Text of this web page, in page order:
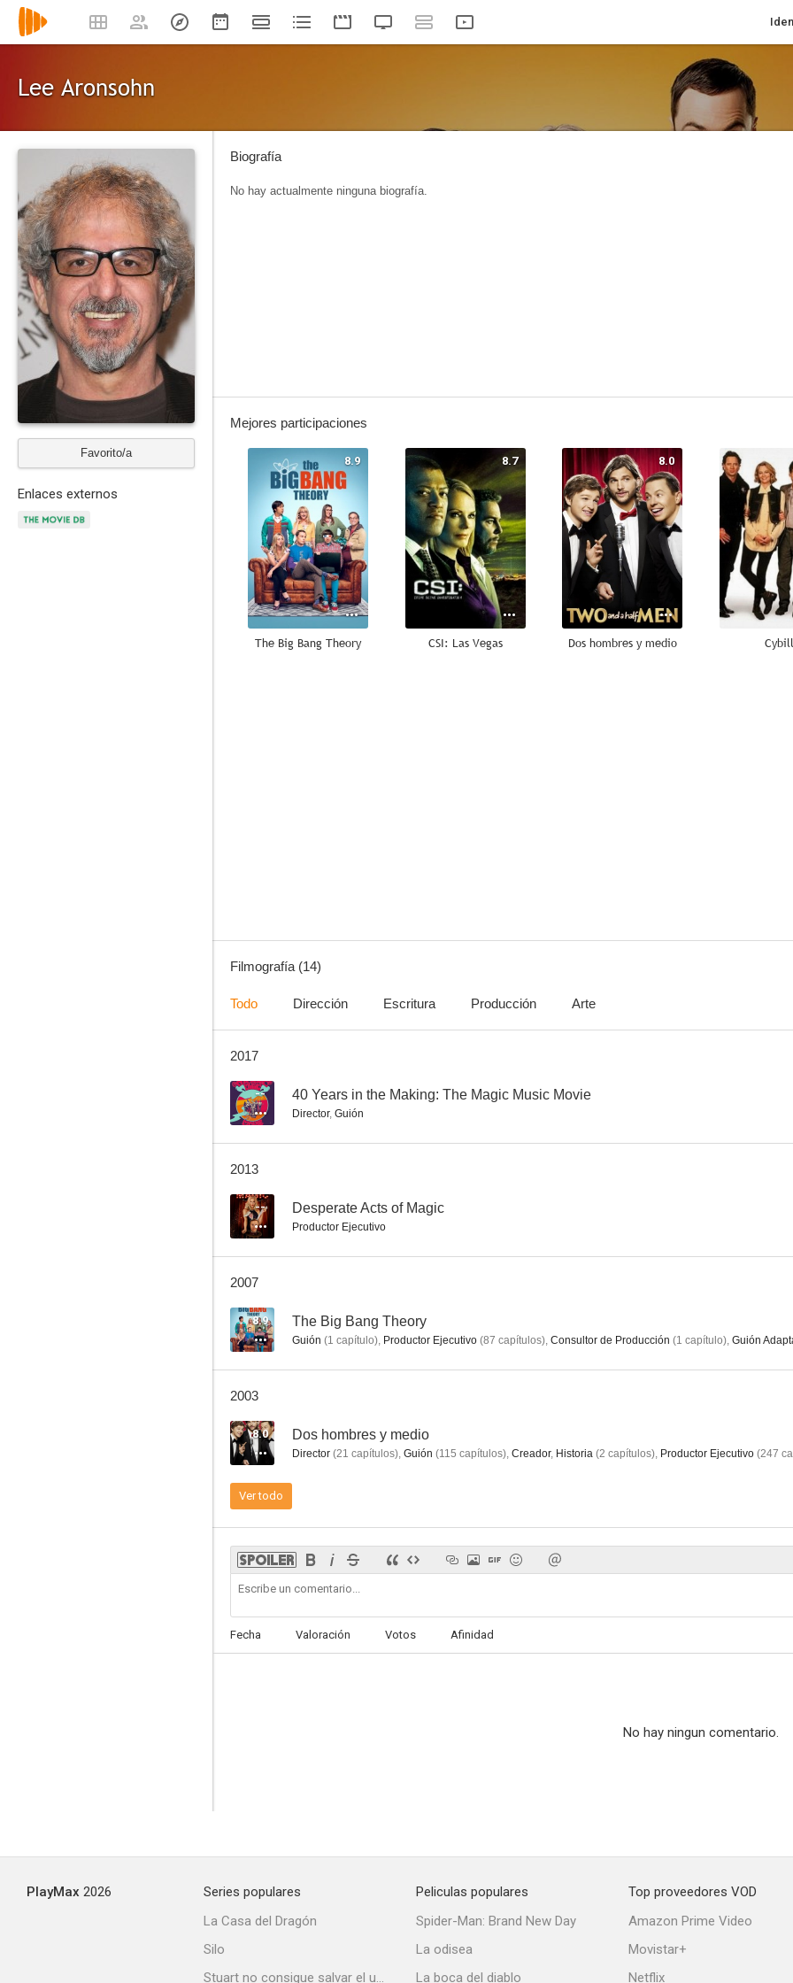
Lee Aronsohn
Favorito/a
Enlaces externos
Biografía
No hay actualmente ninguna biografía.
Mejores participaciones
8.9
The Big Bang Theory
8.7
CSI: Las Vegas
8.0
Dos hombres y medio Cybill
Filmografía (14)
Todo Dirección Escritura Producción Arte
2017
-- 40 Years in the Making: The Magic Music Movie
Director, Guión
2013
-- Desperate Acts of Magic
Productor Ejecutivo
2007
8.9 The Big Bang Theory
Guión (1 capítulo), Productor Ejecutivo (87 capítulos), Consultor de Producción (1 capítulo), Guión
2003
8.0 Dos hombres y medio
Director (21 capítulos), Guión (115 capítulos), Creador, Historia (2 capítulos), Productor Ejecutivo (247
Ver todo
Fecha Valoración Votos Afinidad
No hay ningun comentario.
PlayMax 2026
Series populares
La Casa del Dragón
Silo
Stuart no consigue salvar el universo
Peliculas populares
Spider-Man: Brand New Day
La odisea
La boca del diablo
Top proveedores VOD
Amazon Prime Video
Movistar+
Netflix